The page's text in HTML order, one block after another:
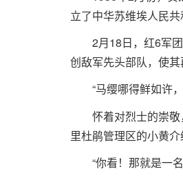
立了中华苏维埃人民
2月18日，红6军
创敌军先头部队，使
“马缨哪得鲜如许
怀着对烈士的崇
里杜鹃管理区的小黄
“你看！那就是一